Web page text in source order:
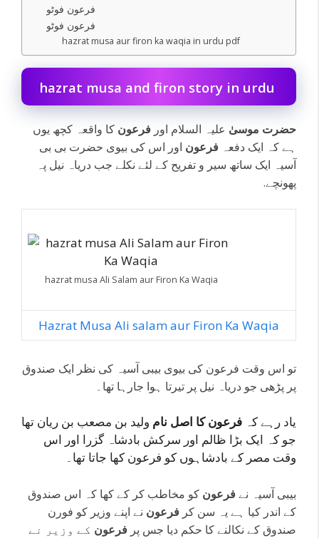
فرعون فوٹو
فرعون فوٹو
hazrat musa aur firon ka waqia in urdu pdf
hazrat musa and firon story in urdu
حضرت موسیٰ علیہ السلام اور فرعون کا واقعہ کچھ یوں
ہے کہ ایک دفعہ فرعون اور اس کی بیوی حضرت بی بی
آسیہ ایک ساتھ سیر و تفریح کے لئے نکلے جب دریاہ نیل پہ
پھونچے.
hazrat musa Ali Salam aur Firon Ka Waqia
Hazrat Musa Ali salam aur Firon Ka Waqia
تو اس وقت فرعون کی بیوی بیبی آسیہ کی نظر ایک صندوق
پر پڑھی جو دریاہ نیل پر تیرتا ہوا جارہا تھا۔
یاد رہے کہ فرعون کا اصل نام ولید بن مصعب بن ریان تھا
جو کہ ایک بڑا ظالم اور سرکش بادشاہ گزرا اور اس
وقت مصر کے بادشاہوں کو فرعون کھا جاتا تھا۔
بیبی آسیہ نے فرعون کو مخاطب کر کے کھا کہ اس صندوق
کے اندر کیا ہے یہ سن کر فرعون نے اپنے وزیر کو فورن
صندوق کے نکالنے کا حکم دیا جس پر فرعون کے وزیر نے